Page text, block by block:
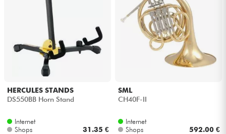
Licht
Drums
Blasinstrumente
Violinen & Quartett
HERCULES STANDS
DS550BB Horn Stand
Internet
Shops
31.35 €
SML
CH40F-II
Internet
Shops
592.00 €